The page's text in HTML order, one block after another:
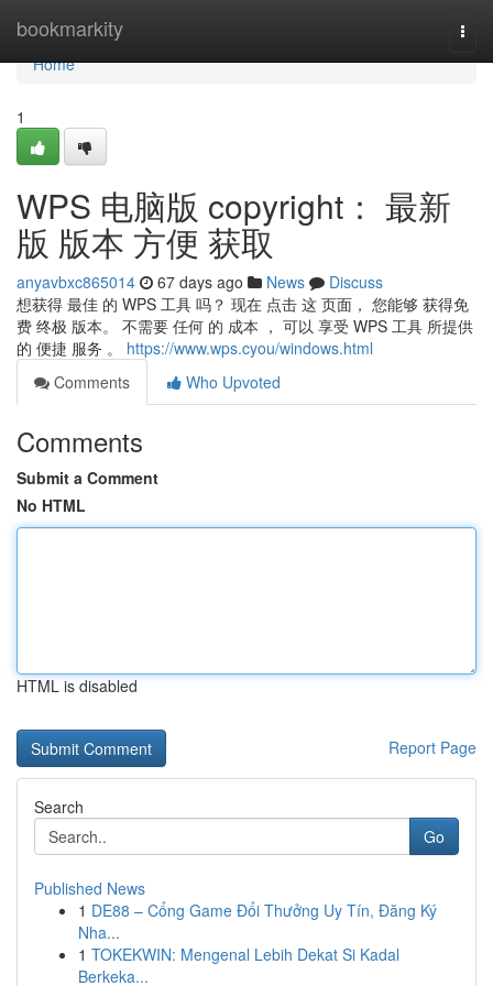
bookmarkity
Home
Home
1
WPS 电脑版 copyright： 最新
版 版本 方便 获取
anyavbxc865014 67 days ago News
Discuss
想获得 最佳 的 WPS 工具 吗？ 现在 点击 这 页面， 您能够 获得免
费 终极 版本。 不需要 任何 的 成本 ， 可以 享受 WPS 工具 所提供
的 便捷 服务 。 https://www.wps.cyou/windows.html
Comments
Who Upvoted
Comments
Submit a Comment
No HTML
HTML is disabled
Report Page
Search
Go
Published News
1 DE88 – Cổng Game Đổi Thưởng Uy Tín, Đăng Ký
Nha...
1 TOKEKWIN: Mengenal Lebih Dekat Si Kadal
Berkeka...